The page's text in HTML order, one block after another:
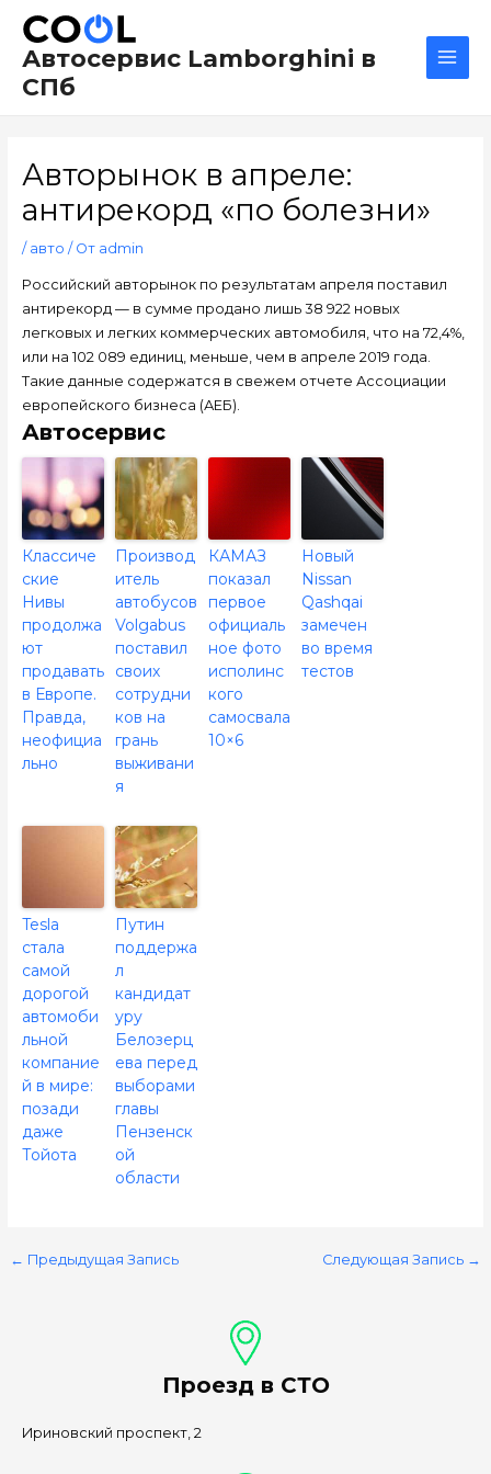
содержимому
Автосервис Lamborghini в
СПб
Авторынок в апреле:
антирекорд «по болезни»
/ авто / От admin
Российский авторынок по результатам апреля поставил
антирекорд — в сумме продано лишь 38 922 новых
легковых и легких коммерческих автомобиля, что на 72,4%,
или на 102 089 единиц, меньше, чем в апреле 2019 года.
Такие данные содержатся в свежем отчете Ассоциации
европейского бизнеса (АЕБ).
Автосервис
Классиче
ские
Нивы
продолжа
ют
продавать
в Европе.
Правда,
неофициа
льно
Производ
итель
автобусов
Volgabus
поставил
своих
сотрудни
ков на
грань
выживани
я
КАМАЗ
показал
первое
официаль
ное фото
исполинс
кого
самосвала
10×6
Новый
Nissan
Qashqai
замечен
во время
тестов
Tesla
стала
самой
дорогой
автомоби
льной
компание
й в мире:
позади
даже
Тойота
Путин
поддержа
л
кандидат
уру
Белозерц
ева перед
выборами
главы
Пензенск
ой
области
по
записям
← Предыдущая Запись Следующая Запись →
Проезд в СТО
Ириновский проспект, 2